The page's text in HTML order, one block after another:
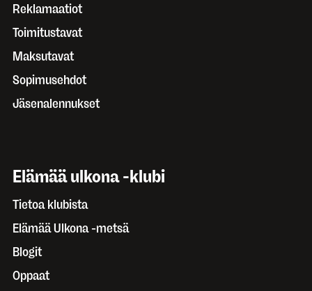
Reklamaatiot
Toimitustavat
Maksutavat
Sopimusehdot
Jäsenalennukset
Elämää ulkona -klubi
Tietoa klubista
Elämää Ulkona -metsä
Blogit
Oppaat